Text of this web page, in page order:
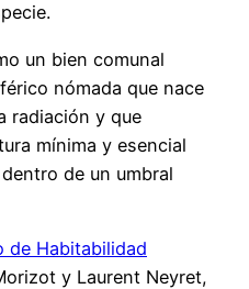
un bien comunal
nómada que nace
radiación y que
mínima y esencial
de un umbral
de Habitabilidad
y Laurent Neyret,